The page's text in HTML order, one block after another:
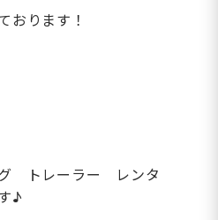
おります！
トレーラー レンタ
♪